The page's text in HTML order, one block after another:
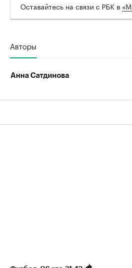
Оставайтесь на связи с РБК в
Авторы
Анна Сатдинова